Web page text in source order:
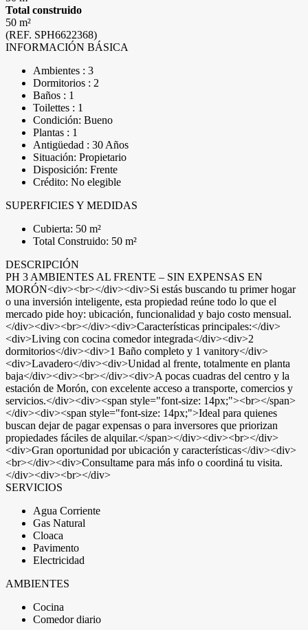
Total construido
50 m²
(REF. SPH6622368)
INFORMACIÓN BÁSICA
Ambientes : 3
Dormitorios : 2
Baños : 1
Toilettes : 1
Condición: Bueno
Plantas : 1
Antigüedad : 30 Años
Situación: Propietario
Disposición: Frente
Crédito: No elegible
SUPERFICIES Y MEDIDAS
Cubierta: 50 m²
Total Construido: 50 m²
DESCRIPCIÓN
PH 3 AMBIENTES AL FRENTE – SIN EXPENSAS EN
MORÓN<div><br></div><div>Si estás buscando tu primer hogar
o una inversión inteligente, esta propiedad reúne todo lo que el
mercado pide hoy: ubicación, funcionalidad y bajo costo mensual.
</div><div><br></div><div>Características principales:</div>
<div>Living con cocina comedor integrada</div><div>2
dormitorios</div><div>1 Baño completo y 1 vanitory</div>
<div>Lavadero</div><div>Unidad al frente, totalmente en planta
baja</div><div><br></div><div>A pocas cuadras del centro y la
estación de Morón, con excelente acceso a transporte, comercios y
servicios.</div><div><span style="font-size: 14px;"><br></span>
</div><div><span style="font-size: 14px;">Ideal para quienes
buscan dejar de pagar expensas o para inversores que priorizan
propiedades fáciles de alquilar.</span></div><div><br></div>
<div>Gran oportunidad por ubicación y características</div><div>
<br></div><div>Consultame para más info o coordiná tu visita.
</div><div><br></div>
SERVICIOS
Agua Corriente
Gas Natural
Cloaca
Pavimento
Electricidad
AMBIENTES
Cocina
Comedor diario